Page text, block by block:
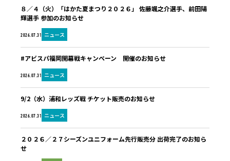
2026.07.31 ニュース
８／４（火）「はかた夏まつり２０２６」 佐藤颯之介選手、前田陽
輝選手 参加のお知らせ
2026.07.31 ニュース
#アビスパ福岡開幕戦キャンペーン 開催のお知らせ
2026.07.31 ニュース
9/2（水）浦和レッズ戦 チケット販売のお知らせ
２０２６／２７シーズンユニフォーム先行販売分 出荷完了のお知ら
せ